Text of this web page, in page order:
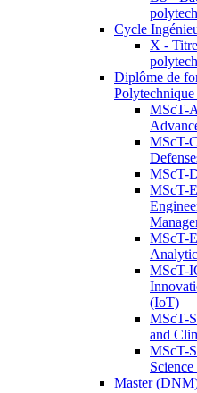
Cycle
X -
Diplôme de
MScT-
MScT-
MScT-
MScT-
MScT-
MScT-
(IoT)
MScT-
and
MScT-
Master